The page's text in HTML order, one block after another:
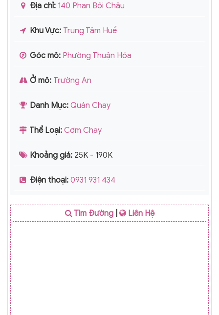
Địa chỉ: 140 Phan Bội Châu
Khu Vực: Trung Tâm Huế
Góc mô: Phường Thuận Hóa
Ở mô: Trường An
Danh Mục: Quán Chay
Thể Loại: Cơm Chay
Khoảng giá: 25K - 190K
Điện thoại: 0931 931 434
Tìm Đường Liên Hệ